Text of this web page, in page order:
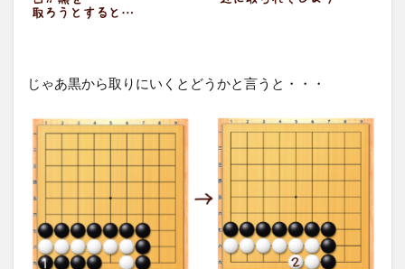
じゃあ黒から取りにいくとどうかと言うと・・・